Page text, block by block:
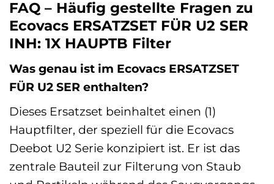
FAQ – Häufig gestellte Fragen zu
Ecovacs ERSATZSET FÜR U2 SER
INH: 1X HAUPTB Filter
Was genau ist im Ecovacs ERSATZSET
FÜR U2 SER enthalten?
Dieses Ersatzset beinhaltet einen (1)
Hauptfilter, der speziell für die Ecovacs
Deebot U2 Serie konzipiert ist. Er ist das
zentrale Bauteil zur Filterung von Staub